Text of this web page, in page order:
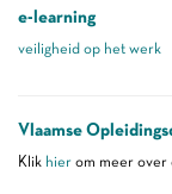
e-learning
veiligheid op het werk
Vlaamse
Klik hier om meer over